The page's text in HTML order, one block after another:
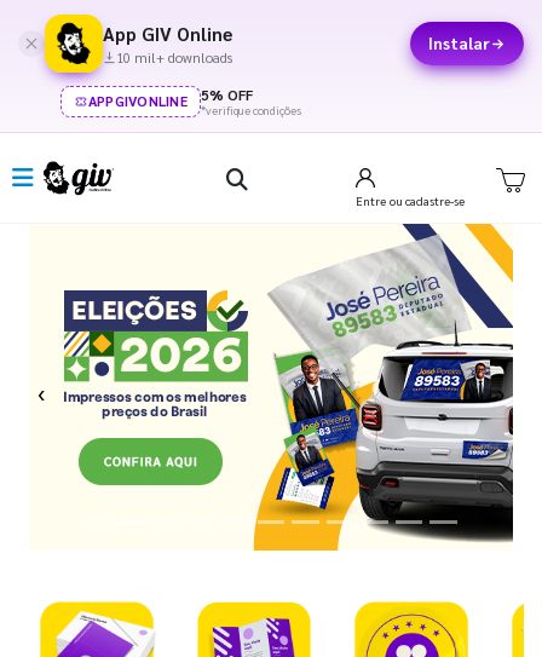
App GIV Online
10 mil+ downloads
Instalar
APPGIVONLINE 5% OFF
*verifique condições
Entre ou cadastre-se
Previous Next